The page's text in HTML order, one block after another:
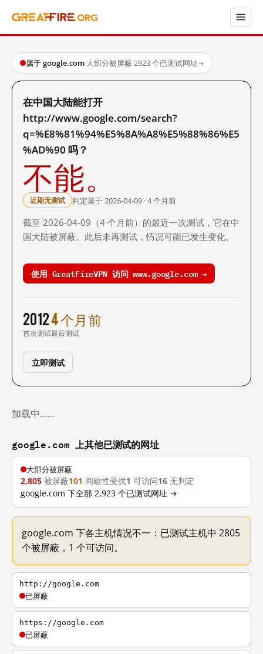
属于 google.com·大部分被屏蔽·2923 个已测试网址→
在中国大陆能打开
http://www.google.com/search?
q=%E8%81%94%E5%8A%A8%E5%88%86%E5
%AD%90 吗？
不能。
近期无测试 判定基于 2026-04-09 · 4 个月前
截至 2026-04-09（4 个月前）的最近一次测试，它在中
国大陆被屏蔽。此后未再测试，情况可能已发生变化。
使用 GreatFireVPN 访问 www.google.com →
2012
首次测试
4 个月前
最后测试
立即测试
加载中……
google.com 上其他已测试的网址
大部分被屏蔽
2,805 被屏蔽101 间歇性受扰1 可访问16 无判定
google.com 下全部 2,923 个已测试网址 →
google.com 下各主机情况不一：已测试主机中 2805
个被屏蔽，1 个可访问。
http://google.com
已屏蔽
https://google.com
已屏蔽